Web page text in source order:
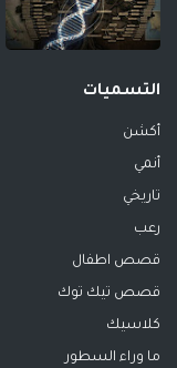
التسميات
أكشن
أنمي
تاريخي
رعب
قصص اطفال
قصص تيك توك
كلاسيك
ما وراء السطور